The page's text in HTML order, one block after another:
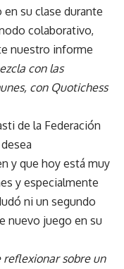
en su clase durante
colaborativo,
nuestro informe
con las
con Quotichess
de la Federación
y que hoy está muy
y especialmente
ni un segundo
nuevo juego en su
reflexionar sobre un